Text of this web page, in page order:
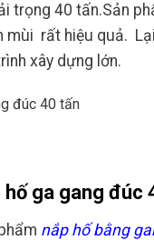
trọng 40 tấn.Sản
mùi rất hiệu quả.
xây dựng lớn.
hố ga gang đúc
nắp hố bằng